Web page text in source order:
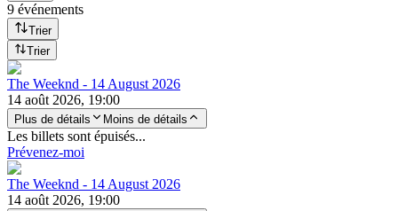
9 événements
Trier
Trier
The Weeknd - 14 August 2026
14 août 2026, 19:00
Plus de détails Moins de détails
Les billets sont épuisés...
Prévenez-moi
The Weeknd - 14 August 2026
14 août 2026, 19:00